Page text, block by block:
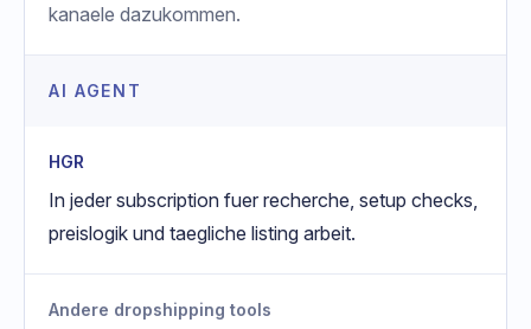
kanaele dazukommen.
AI AGENT
HGR
In jeder subscription fuer recherche, setup checks,
preislogik und taegliche listing arbeit.
Andere dropshipping tools